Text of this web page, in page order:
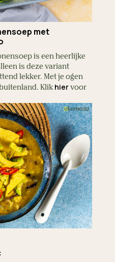
met
is een heerlijke
is deze variant
lekker. Met je ogen
Klik hier voor